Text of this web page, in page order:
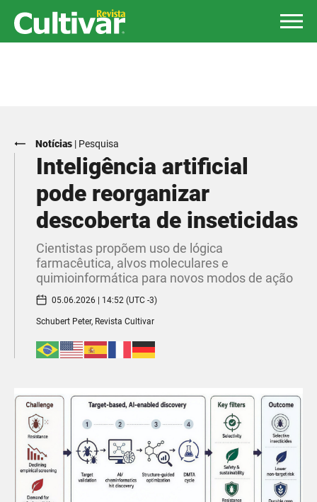
Notícias | Pesquisa
Inteligência artificial
pode reorganizar
descoberta de inseticidas
Cientistas propõem uso de lógica
farmacêutica, alvos moleculares e
quimioinformática para novos modos de ação
05.06.2026 | 14:52 (UTC -3)
Schubert Peter, Revista Cultivar